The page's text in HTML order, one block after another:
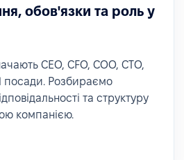
обов'язки та роль у
CEO, CFO, COO, CTO,
посади. Розбираємо
та структуру
компанією.